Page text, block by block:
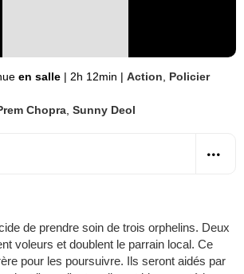
en salle | 2h 12min | Action
Policier
Chopra Sunny Deol
de prendre soin de trois orphelins. Deux
voleurs et doublent le parrain local. Ce
pour les poursuivre. Ils seront aidés par